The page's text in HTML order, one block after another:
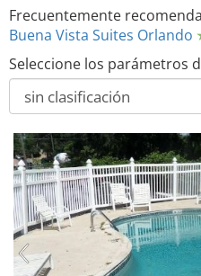
Frecuentemente
Buena Vista Suites Orlando
Seleccione los parámetros